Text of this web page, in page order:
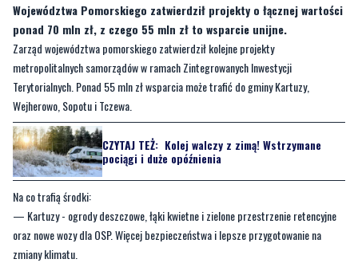
Województwa Pomorskiego zatwierdził projekty o łącznej wartości
ponad 70 mln zł, z czego 55 mln zł to wsparcie unijne.
Zarząd województwa pomorskiego zatwierdził kolejne projekty
metropolitalnych samorządów w ramach Zintegrowanych Inwestycji
Terytorialnych. Ponad 55 mln zł wsparcia może trafić do gminy Kartuzy,
Wejherowo, Sopotu i Tczewa.
CZYTAJ TEŻ: Kolej walczy z zimą! Wstrzymane
pociągi i duże opóźnienia
Na co trafią środki:
— Kartuzy - ogrody deszczowe, łąki kwietne i zielone przestrzenie retencyjne
oraz nowe wozy dla OSP. Więcej bezpieczeństwa i lepsze przygotowanie na
zmiany klimatu.